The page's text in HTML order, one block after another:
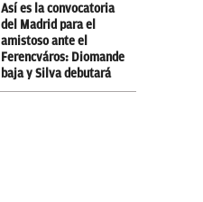
Así es la convocatoria
del Madrid para el
amistoso ante el
Ferencváros: Diomande
baja y Silva debutará